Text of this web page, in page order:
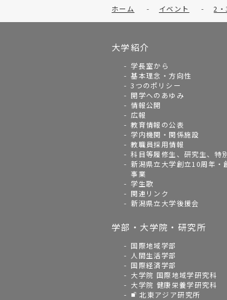
ホーム - イベント - 2
大学紹介
学長室から
基本理念・方向性
3つのポリシー
開学へのあゆみ
情報公開
広報
教育情報の公表
学内機関・関係施設
教職員採用情報
科目等履修生、研究生、特
新潟県立大学創立10周年・
事業
学生歌
関連リンク
新潟県立大学後援会
学部・大学院・研究所
国際地域学部
人間生活学部
国際経済学部
大学院 国際地域学研究科
大学院 健康栄養学研究科
北東アジア研究所